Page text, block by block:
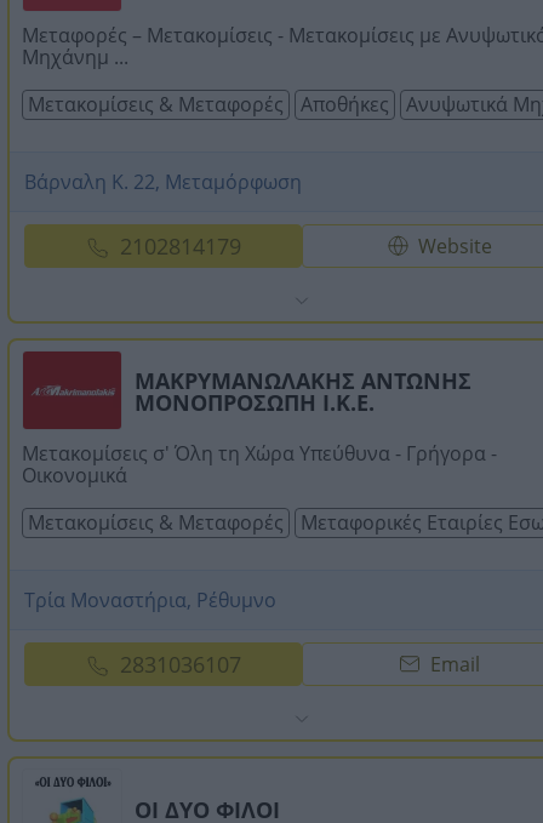
Μεταφορές – Μετακομίσεις - Μετακομίσεις με
Μηχάνημ ...
Μετακομίσεις & Μεταφορές
Αποθήκες Ανυψωτικά
Βάρναλη Κ. 22, Μεταμόρφωση
2102814179 Website
ΜΑΚΡΥΜΑΝΩΛΑΚΗΣ ΑΝΤΩΝΗΣ
ΜΟΝΟΠΡΟΣΩΠΗ Ι.Κ.Ε.
Μετακομίσεις σ' Όλη τη Χώρα Υπεύθυνα - Γρήγορα -
Οικονομικά
Μετακομίσεις & Μεταφορές
Μεταφορικές Εταιρίες
Τρία Μοναστήρια, Ρέθυμνο
2831036107 Email
ΟΙ ΔΥΟ ΦΙΛΟΙ